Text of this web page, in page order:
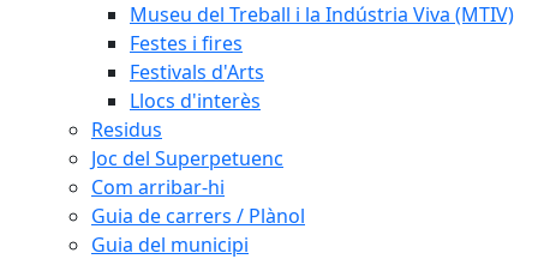
Museu del Treball i la Indústria Viva (MTIV)
Festes i fires
Festivals d'Arts
Llocs d'interès
Residus
Joc del Superpetuenc
Com arribar-hi
Guia de carrers / Plànol
Guia del municipi